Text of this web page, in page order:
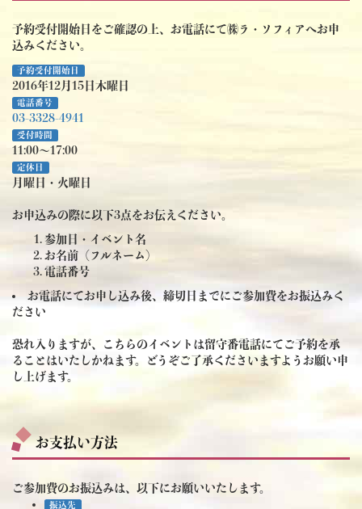
予約受付開始日をご確認の上、お電話にて㈱ラ・ソフィアへお申
込みください。
予約受付開始日
2016年12月15日木曜日
電話番号
03-3328-4941
受付時間
11:00～17:00
定休日
月曜日・火曜日
お申込みの際に以下3点をお伝えください。
参加日・イベント名
お名前（フルネーム）
電話番号
お電話にてお申し込み後、締切日までにご参加費をお振込みく
ださい
恐れ入りますが、こちらのイベントは留守番電話にてご予約を承
ることはいたしかねます。どうぞご了承くださいますようお願い申
し上げます。
お支払い方法
ご参加費のお振込みは、以下にお願いいたします。
振込先